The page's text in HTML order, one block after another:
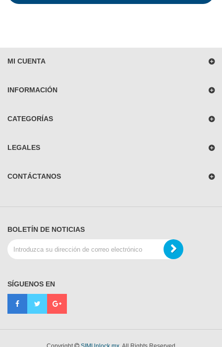
MI CUENTA
INFORMACIÓN
CATEGORÍAS
LEGALES
CONTÁCTANOS
BOLETÍN DE NOTICIAS
SÍGUENOS EN